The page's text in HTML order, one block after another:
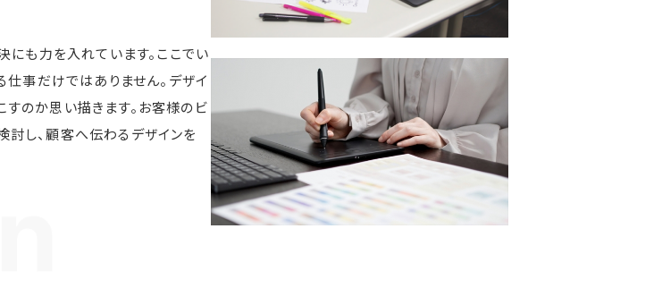
も力を入れています。ここでい
仕事だけではありません。デザイ
のか思い描きます。お客様のビ
し、顧客へ伝わるデザインを